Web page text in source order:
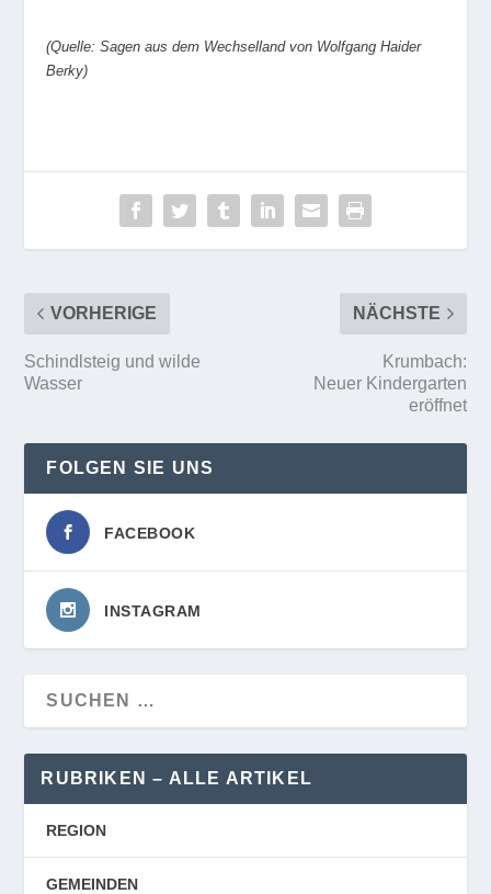
(Quelle: Sagen aus dem Wechselland von Wolfgang Haider
Berky)
VORHERIGE
Schindlsteig und wilde
Wasser
NÄCHSTE
Krumbach:
Neuer Kindergarten
eröffnet
FOLGEN SIE UNS
FACEBOOK
INSTAGRAM
RUBRIKEN – ALLE ARTIKEL
REGION
GEMEINDEN